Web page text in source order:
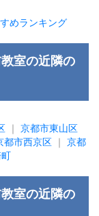
めランキング
室の近隣の
｜ 京都市東山区
都市西京区 ｜ 京都
室の近隣の